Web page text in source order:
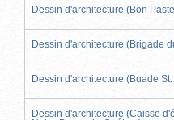
Dessin d'architecture (Bon
Dessin d'architecture (Brigade
Dessin d'architecture (Buade
Dessin d'architecture (Caisse